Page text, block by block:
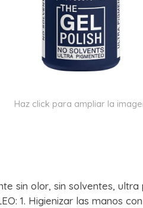
Haz click para ampliar la
sin olor, sin solventes,
1. Higienizar las manos